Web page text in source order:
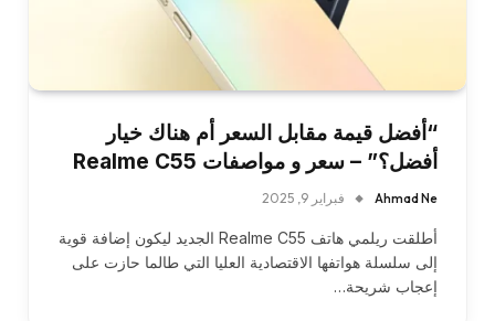
“أفضل قيمة مقابل السعر أم هناك خيار
أفضل؟” – سعر و مواصفات Realme C55
Ahmad Ne فبراير 9, 2025
أطلقت ريلمي هاتف Realme C55 الجديد ليكون إضافة قوية
إلى سلسلة هواتفها الاقتصادية العليا التي طالما حازت على
إعجاب شريحة…